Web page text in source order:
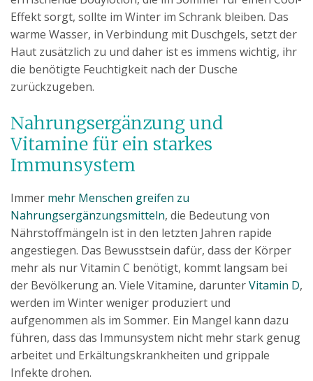
Effekt sorgt, sollte im Winter im Schrank bleiben. Das
warme Wasser, in Verbindung mit Duschgels, setzt der
Haut zusätzlich zu und daher ist es immens wichtig, ihr
die benötigte Feuchtigkeit nach der Dusche
zurückzugeben.
Nahrungsergänzung und
Vitamine für ein starkes
Immunsystem
Immer mehr Menschen greifen zu
Nahrungsergänzungsmitteln, die Bedeutung von
Nährstoffmängeln ist in den letzten Jahren rapide
angestiegen. Das Bewusstsein dafür, dass der Körper
mehr als nur Vitamin C benötigt, kommt langsam bei
der Bevölkerung an. Viele Vitamine, darunterVitamin D,
werden im Winter weniger produziert und
aufgenommen als im Sommer. Ein Mangel kann dazu
führen, dass das Immunsystem nicht mehr stark genug
arbeitet und Erkältungskrankheiten und grippale
Infekte drohen.